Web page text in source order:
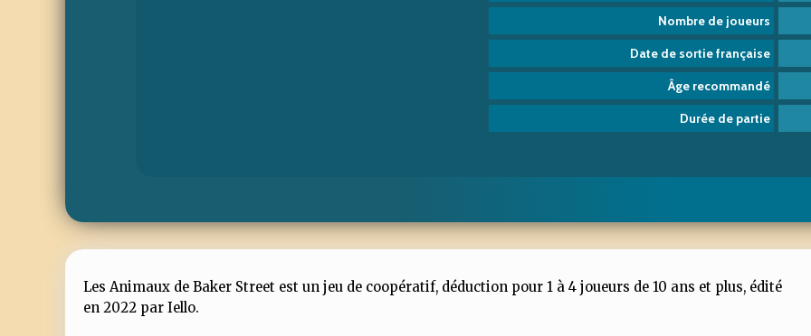
Nombre de joueurs
Date de sortie française
Âge recommandé
Durée de partie
Les Animaux de Baker Street est un jeu de coopératif, déduction pour 1 à 4 joueurs de 10 ans et plus, édité
en 2022 par Iello.